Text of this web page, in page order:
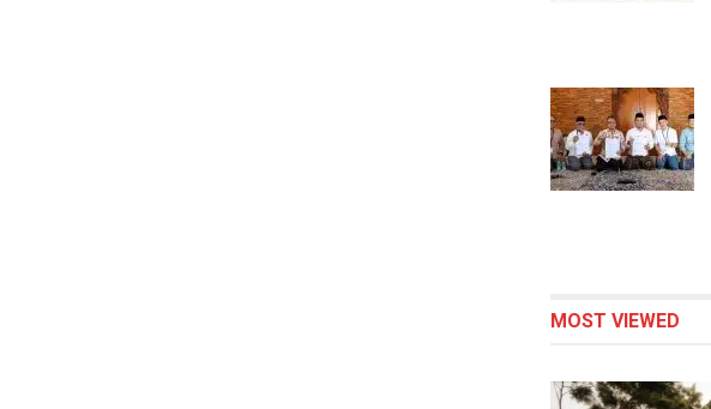
MOST VIEWED